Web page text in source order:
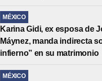
MÉXICO
Karina Gidi, ex esposa de
Máynez, manda indirecta
infierno” en su matrimonio
MÉXICO